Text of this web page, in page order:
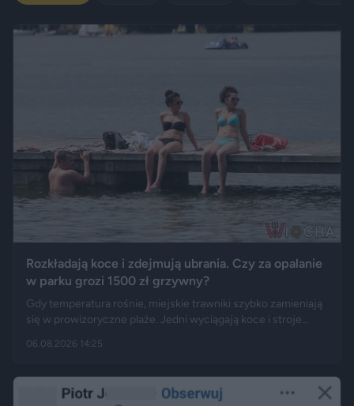
Rozkładają koce i zdejmują ubrania. Czy za opalanie
w parku grozi 1500 zł grzywny?
Gdy temperatura rośnie, miejskie trawniki szybko zamieniają
się w prowizoryczne plaże. Jedni wyciągają koce i stroje
legalne. Jak opisują Gazeta.pl i „Rzeczpospolita”, samo
przez nagość, złamanie regulaminu parku albo zajęcie
06.08.2026 14:25